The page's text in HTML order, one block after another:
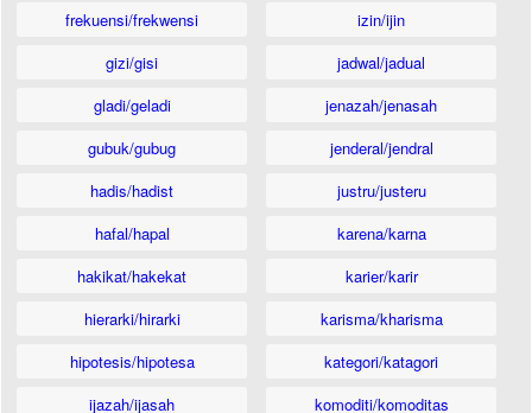
frekuensi/frekwensi
gizi/gisi
gladi/geladi
gubuk/gubug
hadis/hadist
hafal/hapal
hakikat/hakekat
hierarki/hirarki
hipotesis/hipotesa
ijazah/ijasah
izin/ijin
jadwal/jadual
jenazah/jenasah
jenderal/jendral
justru/justeru
karena/karna
karier/karir
karisma/kharisma
kategori/katagori
komoditi/komoditas